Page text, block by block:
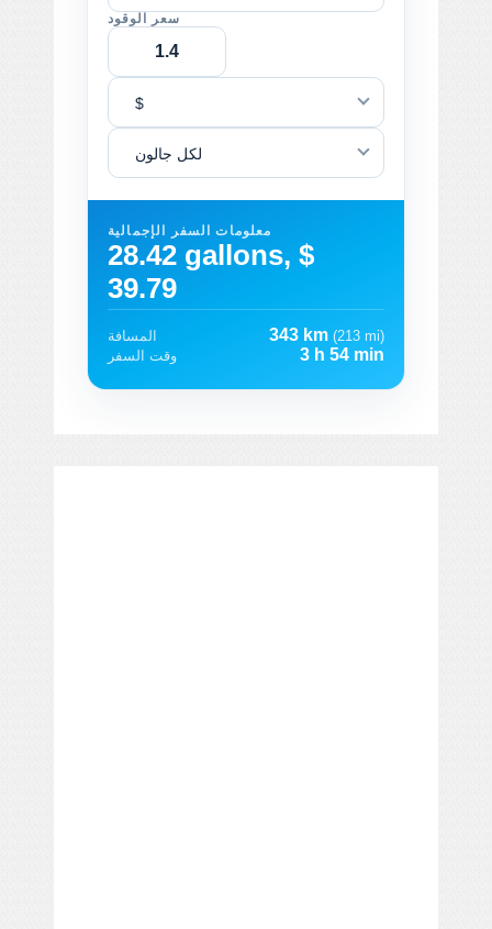
سعر الوقود
$
لكل جالون
معلومات السفر الإجمالية
28.42 gallons, $
39.79
المسافة 343 km (213 mi)
وقت السفر
3 h 54 min